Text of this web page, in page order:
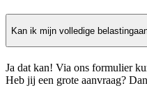
Kan ik mijn volledige
Ja dat kan! Via ons formulier
Heb jij een grote aanvraag?